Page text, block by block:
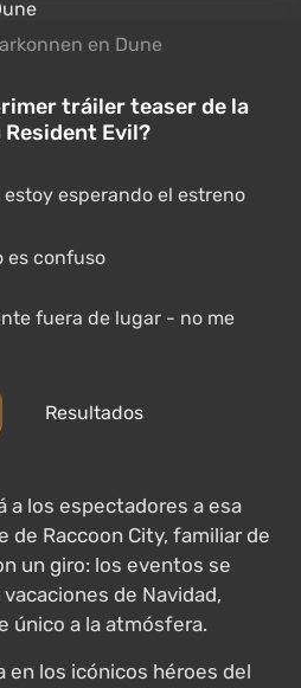
en Dune
tráiler teaser de la
Evil?
estoy esperando el estreno
es confuso
fuera de lugar - no me
Resultados
a los espectadores a esa
Raccoon City, familiar de
un giro: los eventos se
de Navidad,
único a la atmósfera.
en los icónicos héroes del